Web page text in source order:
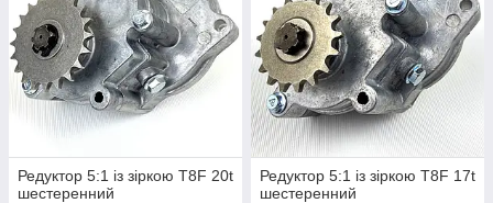
Редуктор 5:1 із зіркою T8F 20t
шестеренний
Редуктор 5:1 із зіркою T8F 17t
шестеренний